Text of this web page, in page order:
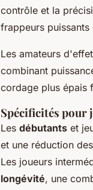
contrôle et la
frappeurs
Les amateurs
combinant
cordage plus épais
Spécificités pour
Les débutants et
et une réduction
Les joueurs
longévité, une